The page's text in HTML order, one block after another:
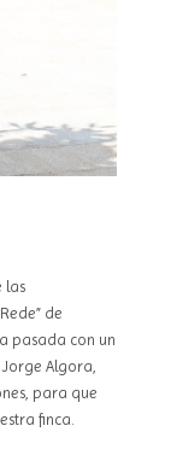
las
de
pasada con un
Algora,
para que
finca.